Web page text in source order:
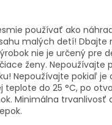
používať ako
malých detí! Dbajte
nie je určený pre
ženy. Nepoužívajte
Nepoužívajte pokiaľ je
teplote do 25 °C, po
Minimálna